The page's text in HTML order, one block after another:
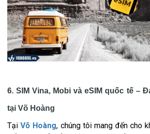
6. SIM Vina, Mobi và eSIM quốc tế –
tại Võ Hoàng
TạiVõ Hoàng, chúng tôi mang đến cho